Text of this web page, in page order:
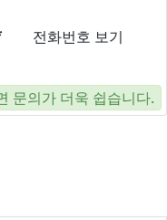
전화번호 보기
문의가 더욱 쉽습니다.